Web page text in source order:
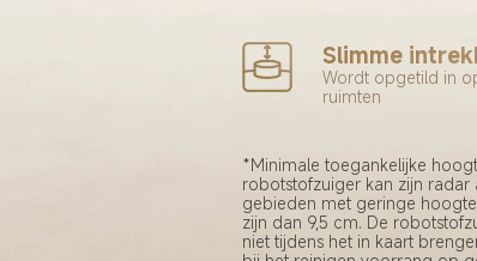
Slimme
Wordt opgetild in
ruimten
*Minimale toegankelijke
robotstofzuiger kan zijn
gebieden met geringe
zijn dan 9,5 cm. De
niet tijdens het in kaart